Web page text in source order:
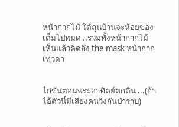
หน้ากากไม้ ใต้ถุนบ้านจะห้อยของ
เต็มไปหมด ..รวมทั้งหน้ากากไม้
เห็นแล้วคิดถึง the mask หน้ากาก
เทวดา
ไก่ขันตอนพระอาทิตย์ตกดิน ...(ถ้า
ไอ้ตัวนี้มีเสียงคนวิ่งกันป่าราบ)